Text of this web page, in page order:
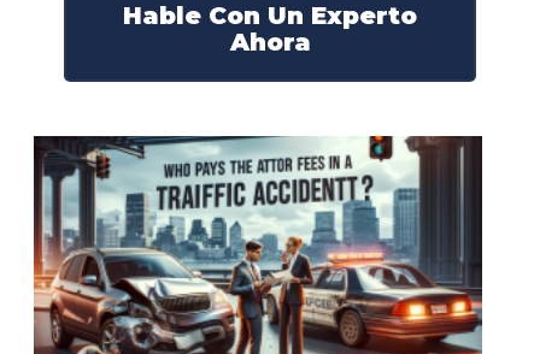
Hable Con Un Experto
Ahora